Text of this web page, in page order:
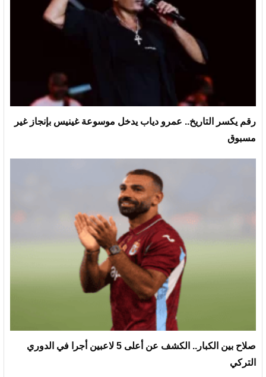
رقم يكسر التاريخ.. عمرو دياب يدخل موسوعة غينيس بإنجاز غير
مسبوق
صلاح بين الكبار.. الكشف عن أعلى 5 لاعبين أجرا في الدوري
التركي